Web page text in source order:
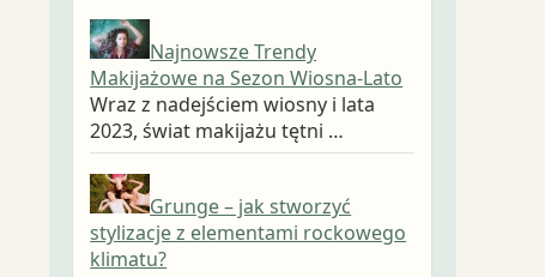
Najnowsze Trendy
Makijażowe na Sezon Wiosna-Lato
Wraz z nadejściem wiosny i lata
2023, świat makijażu tętni …
Grunge – jak stworzyć
stylizacje z elementami rockowego
klimatu?